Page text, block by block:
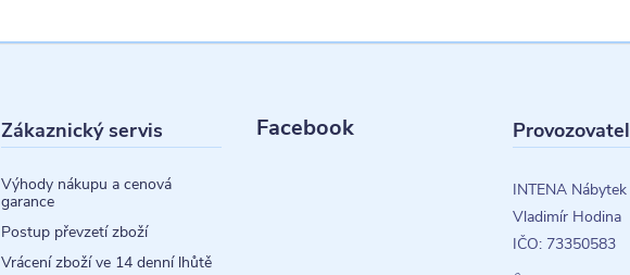
Zákaznický servis
Výhody nákupu a cenová
garance
Postup převzetí zboží
Vrácení zboží ve 14 denní lhůtě
Facebook Provozovatel
INTENA Nábytek
Vladimír Hodina
IČO: 73350583